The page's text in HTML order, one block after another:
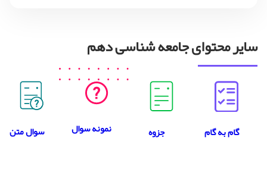
سایر محتوای جامعه شناسی دهم
گام به گام جزوه نمونه سوال سوال متن